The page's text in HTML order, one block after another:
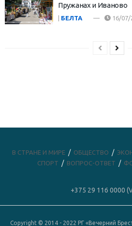
Пружанах и Иваново
| БЕЛТА 16/07/
В СТРАНЕ И МИРЕ ОБЩЕСТВО
СПОРТ
ВОПРОС-ОТВЕТ
+375 29 116 0000
Copyright © 2014 - 2022 РГ «Вечерний